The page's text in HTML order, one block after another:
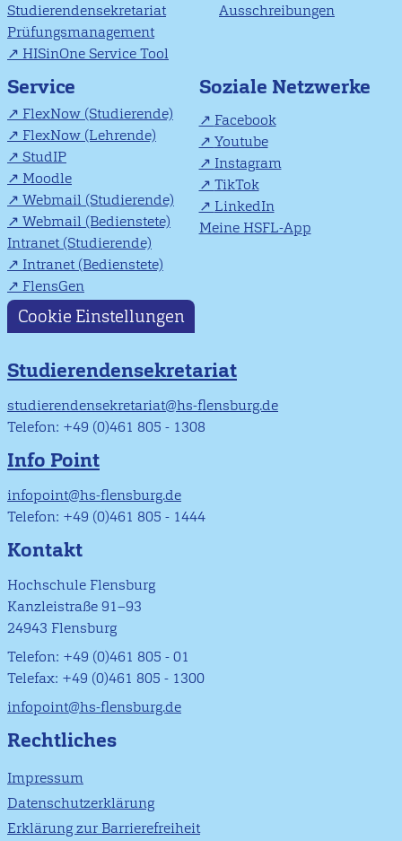
Studierendensekretariat
Prüfungsmanagement
HISinOne Service Tool
Ausschreibungen
Service
FlexNow (Studierende)
FlexNow (Lehrende)
StudIP
Moodle
Webmail (Studierende)
Webmail (Bedienstete)
Intranet (Studierende)
Intranet (Bedienstete)
FlensGen
Soziale Netzwerke
Facebook
Youtube
Instagram
TikTok
LinkedIn
Meine HSFL-App
Cookie Einstellungen
Studierendensekretariat
studierendensekretariat@hs-flensburg.de
Telefon: +49 (0)461 805 - 1308
Info Point
infopoint@hs-flensburg.de
Telefon: +49 (0)461 805 - 1444
Kontakt
Hochschule Flensburg
Kanzleistraße 91–93
24943 Flensburg
Telefon: +49 (0)461 805 - 01
Telefax: +49 (0)461 805 - 1300
infopoint@hs-flensburg.de
Rechtliches
Impressum
Datenschutzerklärung
Erklärung zur Barrierefreiheit